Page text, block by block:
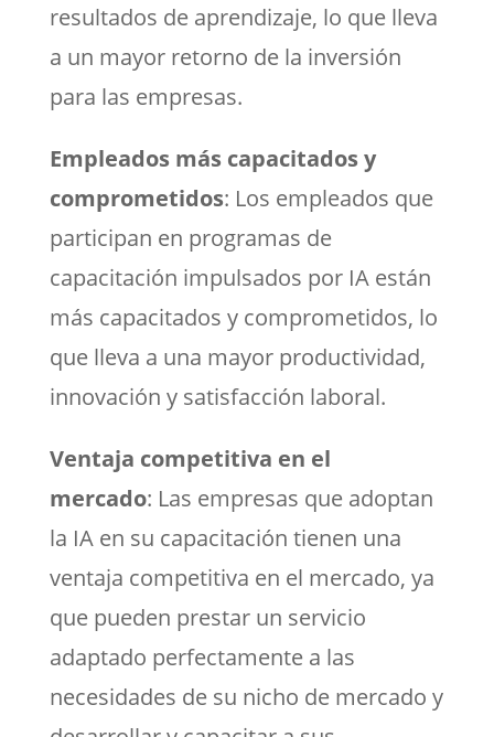
resultados de aprendizaje, lo que lleva
a un mayor retorno de la inversión
para las empresas.
Empleados más capacitados y
comprometidos: Los empleados que
participan en programas de
capacitación impulsados por IA están
más capacitados y comprometidos, lo
que lleva a una mayor productividad,
innovación y satisfacción laboral.
Ventaja competitiva en el
mercado: Las empresas que adoptan
la IA en su capacitación tienen una
ventaja competitiva en el mercado, ya
que pueden prestar un servicio
adaptado perfectamente a las
necesidades de su nicho de mercado y